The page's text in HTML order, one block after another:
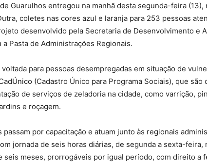
Guarulhos entregou na manhã desta segunda-feira (13),
coletes nas cores azul e laranja para 253 pessoas
desenvolvido pela Secretaria de Desenvolvimento e
a Pasta de Administrações Regionais.
para pessoas desempregadas em situação de
(Cadastro Único para Programa Sociais), que são
de serviços de zeladoria na cidade, como varrição,
e roçagem.
passam por capacitação e atuam junto às regionais
jornada de seis horas diárias, de segunda a sexta-feira,
seis meses, prorrogáveis por igual período, com direito a